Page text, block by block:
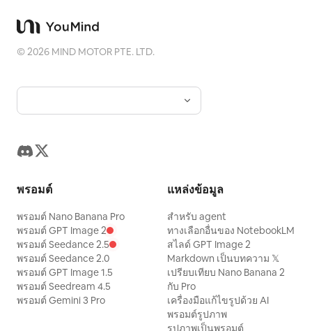
©2026 MIND MOTOR PTE. LTD.
พรอมต์
พรอมต์ Nano Banana Pro
พรอมต์ GPT Image 2
พรอมต์ Seedance 2.5
พรอมต์ Seedance 2.0
พรอมต์ GPT Image 1.5
พรอมต์ Seedream 4.5
พรอมต์ Gemini 3 Pro
แหล่งข้อมูล
สำหรับ agent
ทางเลือกอื่นของ NotebookLM
สไลด์ GPT Image 2
Markdown เป็นบทความ 𝕏
เปรียบเทียบ Nano Banana 2
กับ Pro
เครื่องมือแก้ไขรูปด้วย AI
พรอมต์รูปภาพ
รูปภาพเป็นพรอมต์